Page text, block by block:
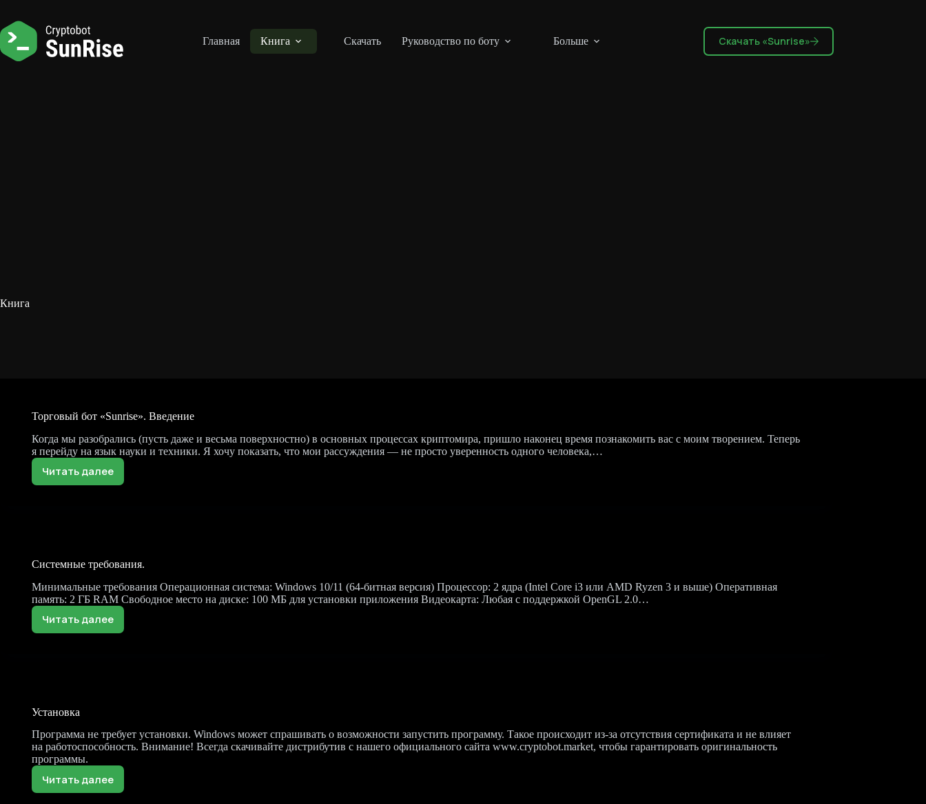
сути
Главная Книга Скачать Руководство по боту Больше Скачать «Sunrise»
Книга
Торговый бот «Sunrise». Введение
Когда мы разобрались (пусть даже и весьма поверхностно) в основных процессах криптомира, пришло наконец время познакомить вас с моим творением. Теперь
я перейду на язык науки и техники. Я хочу показать, что мои рассуждения — не просто уверенность одного человека,…
Читать далее
Торговый
Системные требования.
Минимальные требования Операционная система: Windows 10/11 (64-битная версия) Процессор: 2 ядра (Intel Core i3 или AMD Ryzen 3 и выше) Оперативная
память: 2 ГБ RAM Свободное место на диске: 100 МБ для установки приложения Видеокарта: Любая с поддержкой OpenGL 2.0…
Читать далее
Системные
Установка
Программа не требует установки. Windows может спрашивать о возможности запустить программу. Такое происходит из-за отсутствия сертификата и не влияет
на работоспособность. Внимание! Всегда скачивайте дистрибутив с нашего официального сайта www.cryptobot.market, чтобы гарантировать оригинальность
программы.
Читать далее
Установка